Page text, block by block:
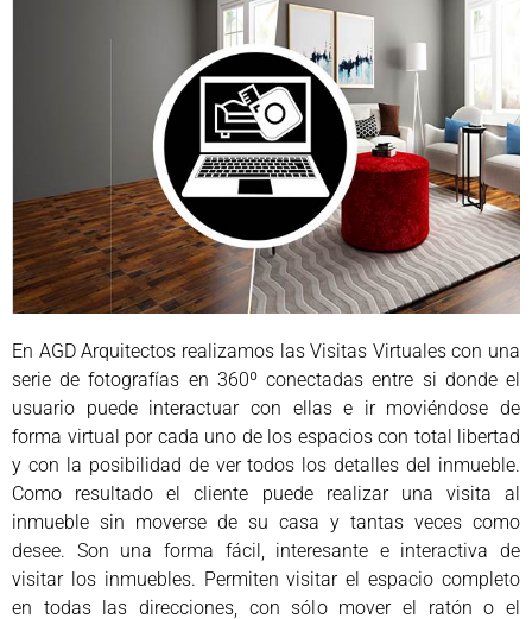
En AGD Arquitectos realizamos las Visitas Virtuales con una
serie de fotografías en 360º conectadas entre si donde el
usuario puede interactuar con ellas e ir moviéndose de
forma virtual por cada uno de los espacios con total libertad
y con la posibilidad de ver todos los detalles del inmueble.
Como resultado el cliente puede realizar una visita al
inmueble sin moverse de su casa y tantas veces como
desee. Son una forma fácil, interesante e interactiva de
visitar los inmuebles. Permiten visitar el espacio completo
en todas las direcciones, con sólo mover el ratón o el